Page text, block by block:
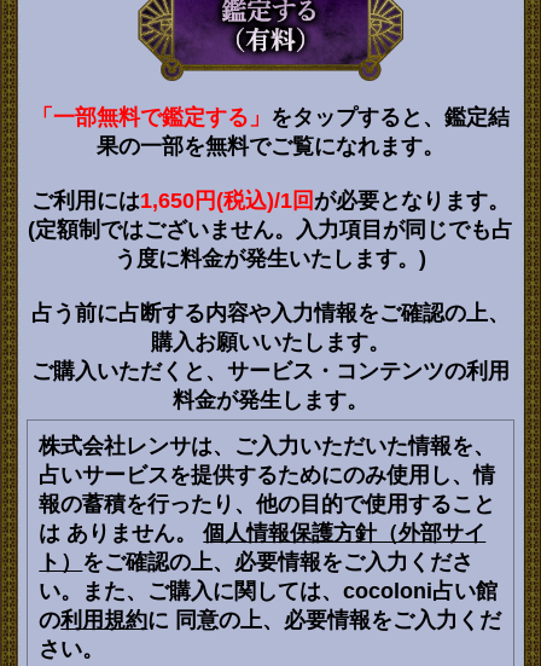
「一部無料で鑑定する」 をタップすると、鑑定結
果の一部を無料でご覧になれます。
ご利用には1,650円(税込)/1回 が必要となります。
(定額制ではございません。入力項目が同じでも占
う度に料金が発生いたします。)
占う前に占断する内容や入力情報をご確認の上、
購入お願いいたします。
ご購入いただくと、サービス・コンテンツの利用
料金が発生します。
株式会社レンサは、ご入力いただいた情報を、
占いサービスを提供するためにのみ使用し、情
報の蓄積を行ったり、他の目的で使用すること
は ありません。個人情報保護方針（外部サイ
ト） をご確認の上、必要情報をご入力くださ
い。また、ご購入に関しては、cocoloni占い館
の利用規約に 同意の上、必要情報をご入力くだ
さい。